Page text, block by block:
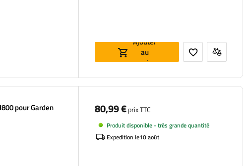
Ajouter
au
panier
pour Garden
80,99 €prix TTC
Produit disponible - très grande quantité
Expedition le10 août